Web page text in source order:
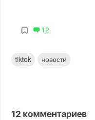
12
tiktok новости
12 комментариев